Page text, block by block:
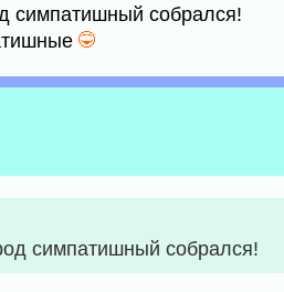
симпатишный собрался!
симпатишный собрался!